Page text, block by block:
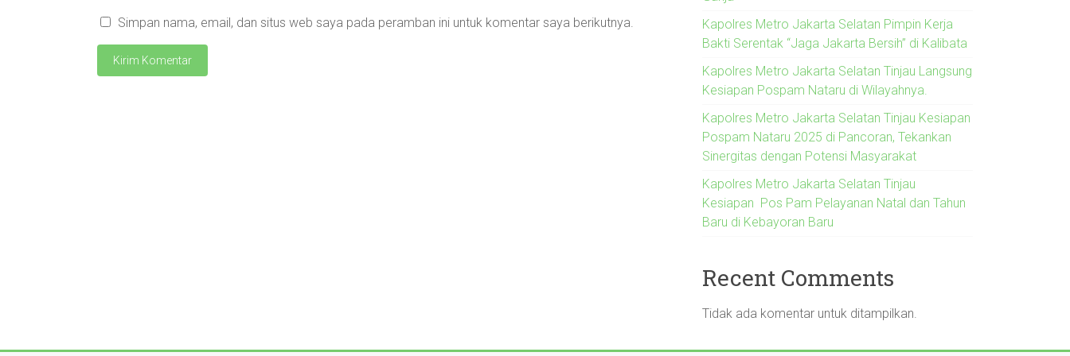
Simpan nama, email, dan situs web saya pada peramban ini untuk komentar saya berikutnya.
Kapolres Metro Jakarta Selatan Pimpin Kerja
Bakti Serentak “Jaga Jakarta Bersih” di Kalibata
Kapolres Metro Jakarta Selatan Tinjau Langsung
Kesiapan Pospam Nataru di Wilayahnya.
Kapolres Metro Jakarta Selatan Tinjau Kesiapan
Pospam Nataru 2025 di Pancoran, Tekankan
Sinergitas dengan Potensi Masyarakat
Kapolres Metro Jakarta Selatan Tinjau
Kesiapan Pos Pam Pelayanan Natal dan Tahun
Baru di Kebayoran Baru
Recent Comments
Tidak ada komentar untuk ditampilkan.